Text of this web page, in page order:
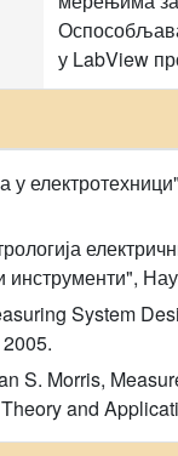
у LabView
System
S. Morris,
and